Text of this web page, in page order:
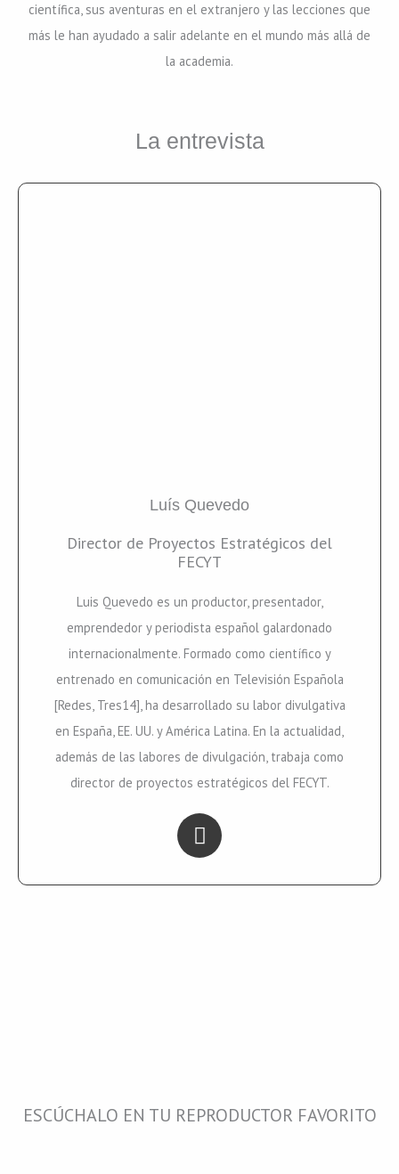
científica, sus aventuras en el extranjero y las lecciones que
más le han ayudado a salir adelante en el mundo más allá de
la academia.
La entrevista
Luís Quevedo
Director de Proyectos Estratégicos del
FECYT
Luis Quevedo es un productor, presentador,
emprendedor y periodista español galardonado
internacionalmente. Formado como científico y
entrenado en comunicación en Televisión Española
[Redes, Tres14], ha desarrollado su labor divulgativa
en España, EE. UU. y América Latina. En la actualidad,
además de las labores de divulgación, trabaja como
director de proyectos estratégicos del FECYT.
L
i
k
ESCÚCHALO EN TU REPRODUCTOR FAVORITO